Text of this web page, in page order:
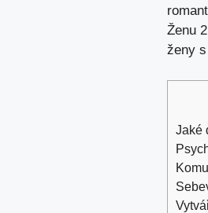
Ženu
ženy⁣
Jaké